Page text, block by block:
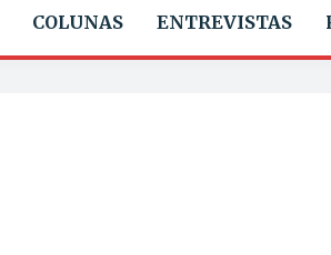
COLUNAS ENTREVISTAS